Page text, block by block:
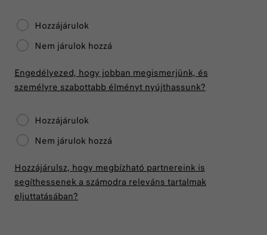
Hozzájárulok
Nem járulok hozzá
Engedélyezed, hogy jobban megismerjünk, és
személyre szabottabb élményt nyújthassunk?
Hozzájárulok
Nem járulok hozzá
Hozzájárulsz, hogy megbízható partnereink is
segíthessenek a számodra releváns tartalmak
eljuttatásában?